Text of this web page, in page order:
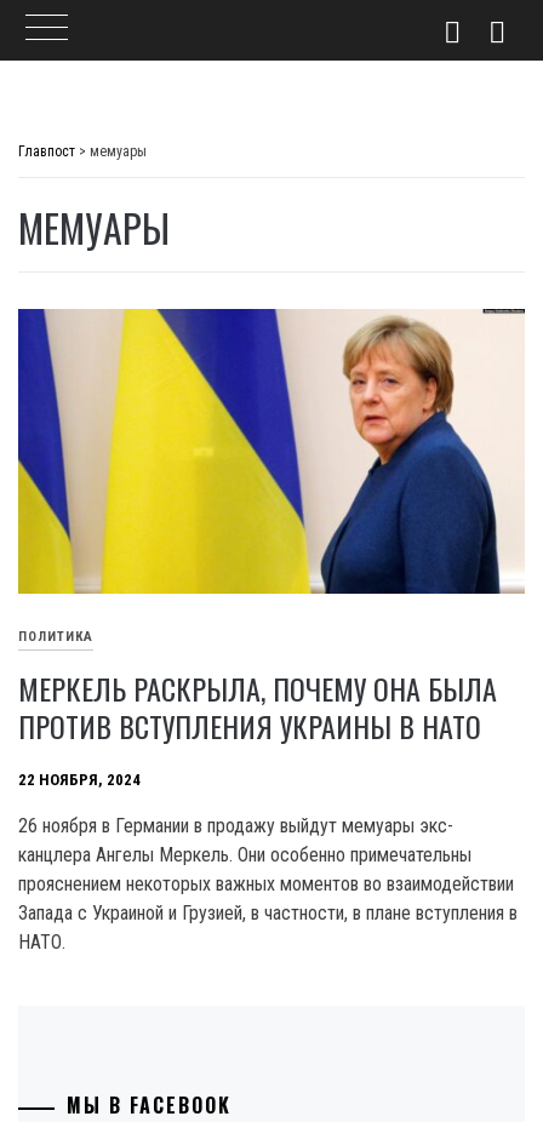
Главпост > мемуары
МЕМУАРЫ
ПОЛИТИКА
МЕРКЕЛЬ РАСКРЫЛА, ПОЧЕМУ ОНА БЫЛА
ПРОТИВ ВСТУПЛЕНИЯ УКРАИНЫ В НАТО
22 НОЯБРЯ, 2024
26 ноября в Германии в продажу выйдут мемуары экс-
канцлера Ангелы Меркель. Они особенно примечательны
прояснением некоторых важных моментов во взаимодействии
Запада с Украиной и Грузией, в частности, в плане вступления в
НАТО.
МЫ В FACEBOOK